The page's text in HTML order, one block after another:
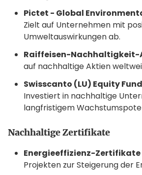
Pictet - Global
Zielt auf Unternehmen mit
Umweltauswirkungen ab.
Raiffeisen-Nachhaltigkeit-
auf nachhaltige Aktien
Swisscanto (LU) Equity
Investiert in nachhaltige
langfristigem
Nachhaltige Zertifikate
Energieeffizienz-Zertifikate
Projekten zur Steigerung der